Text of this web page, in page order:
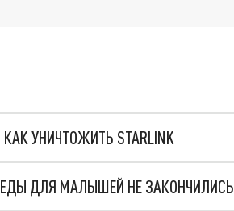
УНИЧТОЖИТЬ STARLINK
ДЛЯ МАЛЫШЕЙ НЕ ЗАКОНЧИЛИСЬ